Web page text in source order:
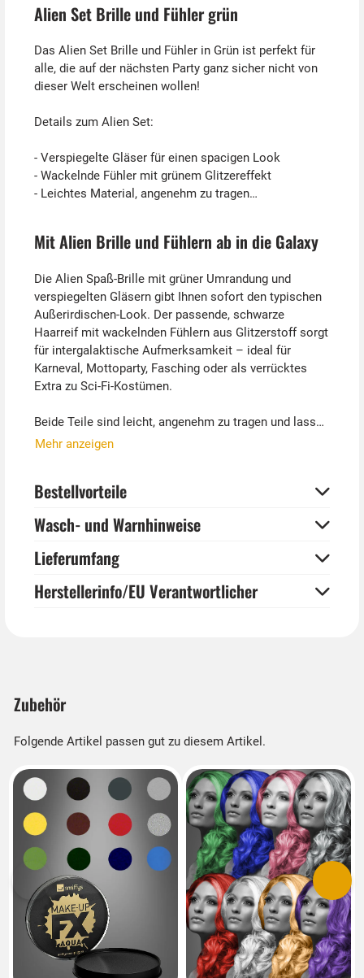
Alien Set Brille und Fühler grün
Das Alien Set Brille und Fühler in Grün ist perfekt für
alle, die auf der nächsten Party ganz sicher nicht von
dieser Welt erscheinen wollen!
Details zum Alien Set:
- Verspiegelte Gläser für einen spacigen Look
- Wackelnde Fühler mit grünem Glitzereffekt
- Leichtes Material, angenehm zu tragen
Mit Alien Brille und Fühlern ab in die Galaxy
Die Alien Spaß-Brille mit grüner Umrandung und
verspiegelten Gläsern gibt Ihnen sofort den typischen
Außerirdischen-Look. Der passende, schwarze
Haarreif mit wackelnden Fühlern aus Glitzerstoff sorgt
für intergalaktische Aufmerksamkeit – ideal für
Karneval, Mottoparty, Fasching oder als verrücktes
Extra zu Sci-Fi-Kostümen.
Beide Teile sind leicht, angenehm zu tragen und lassen
sich super mit silbernen Outfits oder galaktischen
sind Sie voll im Orbit!
Bitte beachten:
Sehhilfe oder UV Sonnenschutz geeignet.
Mehr anzeigen
Bestellvorteile
Wasch- und Warnhinweise
Lieferumfang
Herstellerinfo/EU Verantwortlicher
Zubehör
Folgende Artikel passen gut zu diesem Artikel.
Vorherige